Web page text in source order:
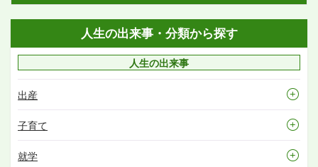
人生の出来事・分類から探す
人生の出来事
出産
子育て
就学